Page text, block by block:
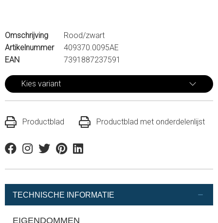
Omschrijving
Rood/zwart
Artikelnummer
409370.0095AE
EAN
7391887237591
Kies variant
Productblad Productblad met onderdelenlijst
FacebookInstagram
TwitterPinterestLinkedin
TECHNISCHE INFORMATIE
EIGENDOMMEN